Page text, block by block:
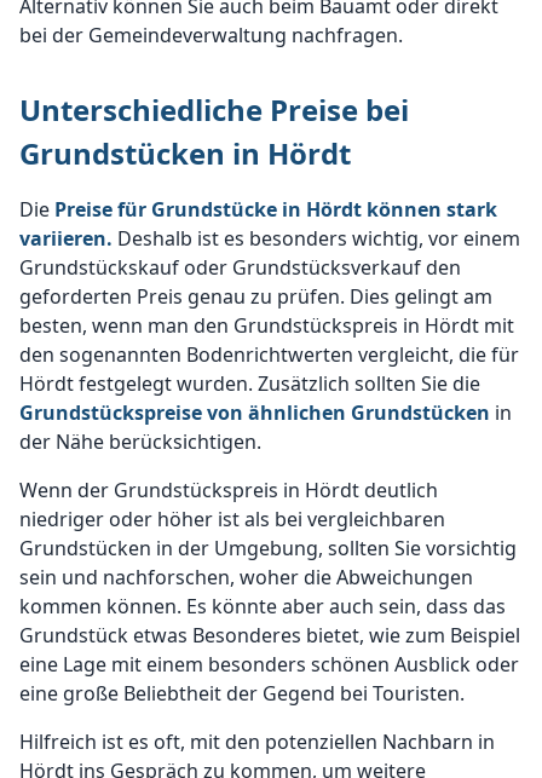
Alternativ können Sie auch beim Bauamt oder direkt
bei der Gemeindeverwaltung nachfragen.
Unterschiedliche Preise bei
Grundstücken in Hördt
Die Preise für Grundstücke in Hördt können stark
variieren. Deshalb ist es besonders wichtig, vor einem
Grundstückskauf oder Grundstücksverkauf den
geforderten Preis genau zu prüfen. Dies gelingt am
besten, wenn man den Grundstückspreis in Hördt mit
den sogenannten Bodenrichtwerten vergleicht, die für
Hördt festgelegt wurden. Zusätzlich sollten Sie die
Grundstückspreise von ähnlichen Grundstücken in
der Nähe berücksichtigen.
Wenn der Grundstückspreis in Hördt deutlich
niedriger oder höher ist als bei vergleichbaren
Grundstücken in der Umgebung, sollten Sie vorsichtig
sein und nachforschen, woher die Abweichungen
kommen können. Es könnte aber auch sein, dass das
Grundstück etwas Besonderes bietet, wie zum Beispiel
eine Lage mit einem besonders schönen Ausblick oder
eine große Beliebtheit der Gegend bei Touristen.
Hilfreich ist es oft, mit den potenziellen Nachbarn in
Hördt ins Gespräch zu kommen, um weitere